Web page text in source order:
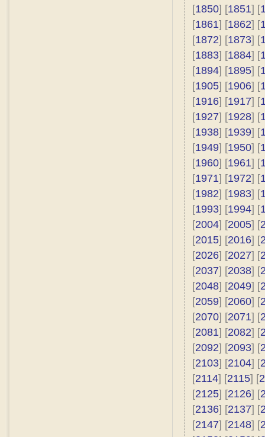
[1850] [1851] [
[1861] [1862] [
[1872] [1873] [
[1883] [1884] [
[1894] [1895] [
[1905] [1906] [
[1916] [1917] [
[1927] [1928] [
[1938] [1939] [
[1949] [1950] [
[1960] [1961] [
[1971] [1972] [
[1982] [1983] [
[1993] [1994] [
[2004] [2005] [
[2015] [2016] [
[2026] [2027] [
[2037] [2038] [
[2048] [2049] [
[2059] [2060] [
[2070] [2071] [
[2081] [2082] [
[2092] [2093] [
[2103] [2104] [
[2114] [2115] [
[2125] [2126] [
[2136] [2137] [
[2147] [2148] [